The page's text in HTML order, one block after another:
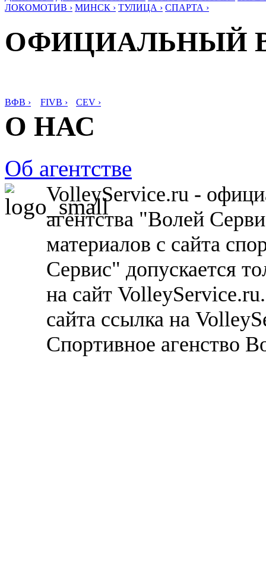
ЛОКОМОТИВ › МИНСК › ТУЛИЦА › СПАРТА ›
ОФИЦИАЛЬНЫЙ
ВФВ › FIVB › CEV ›
О НАС
Об агентстве
VolleyService.ru -
агентства "Волей
материалов с сайта
Сервис" допускается
на сайт
сайта ссылка на
Спортивное агенство